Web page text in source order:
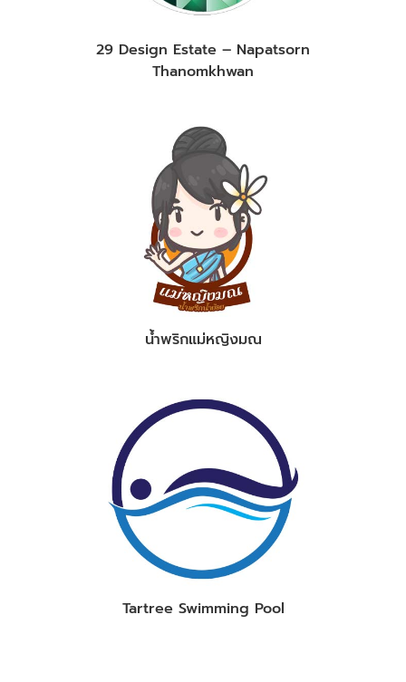
29 Design Estate – Napatsorn
Thanomkhwan
น้ำพริกแม่หญิงมณ
Tartree Swimming Pool